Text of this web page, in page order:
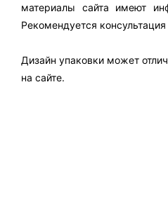
материалы сайта имеют
Рекомендуется
Дизайн упаковки может
на сайте.